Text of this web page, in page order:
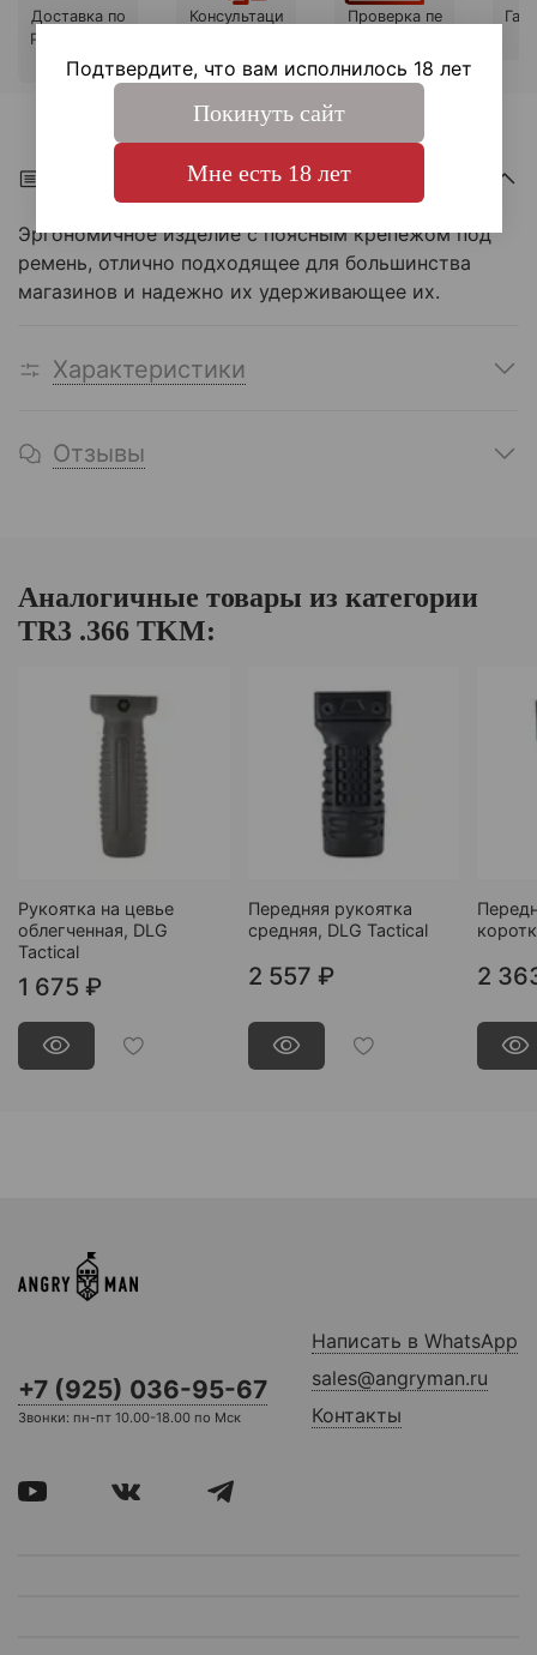
Доставка по
России и СН
Г
Консультаци
Проверка пе
Эргономичное изделие с поясным крепежом под
ремень, отлично подходящее для большинства
магазинов и надежно их удерживающее их.
Характеристики
Отзывы
Аналогичные товары из категории
TR3 .366 TKM:
Рукоятка на цевье
облегченная, DLG
Tactical
1 675 ₽
Передняя рукоятка
средняя, DLG Tactical
2 557 ₽ 2
+7 (925) 036-95-67
Звонки: пн-пт 10.00-18.00 по Мск
Написать в WhatsApp
sales@angryman.ru
Контакты
Подтвердите, что вам исполнилось 18 лет
Покинуть сайт
Мне есть 18 лет